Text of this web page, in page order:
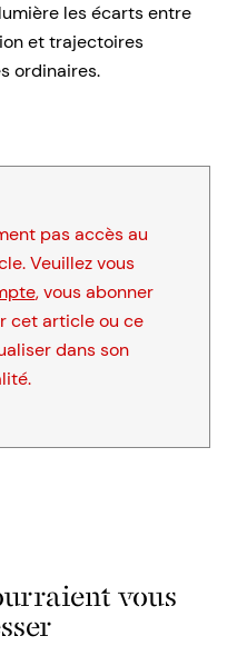
les écarts entre
et trajectoires
ordinaires.
pas accès au
Veuillez vous
, vous abonner
cet article ou ce
dans son
vous